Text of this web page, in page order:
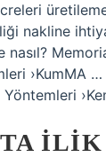
nakline
nasıl?
›KumMA
Yöntemleri